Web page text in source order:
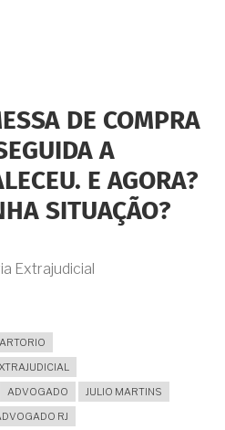
DE COMPRA
A
E AGORA?
SITUAÇÃO?
ADVOGADO
JULIO MARTINS
RJ